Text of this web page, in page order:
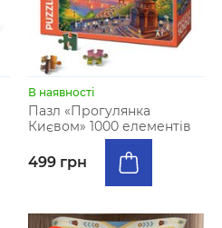
В наявності
Пазл «Прогулянка
Києвом» 1000 елементів
499 грн